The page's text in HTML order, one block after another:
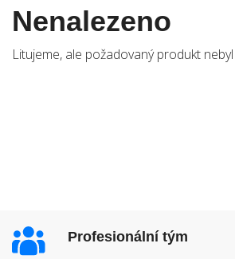
Nenalezeno
Litujeme, ale požadovaný produkt
Profesionální tým